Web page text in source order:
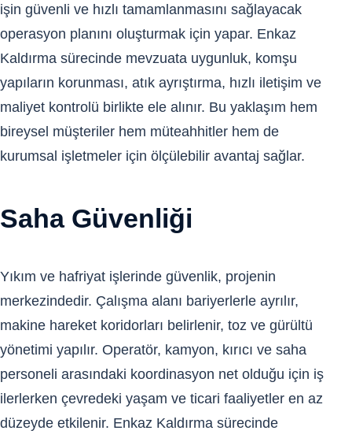
işin güvenli ve hızlı tamamlanmasını sağlayacak
operasyon planını oluşturmak için yapar. Enkaz
Kaldırma sürecinde mevzuata uygunluk, komşu
yapıların korunması, atık ayrıştırma, hızlı iletişim ve
maliyet kontrolü birlikte ele alınır. Bu yaklaşım hem
bireysel müşteriler hem müteahhitler hem de
kurumsal işletmeler için ölçülebilir avantaj sağlar.
Saha Güvenliği
Yıkım ve hafriyat işlerinde güvenlik, projenin
merkezindedir. Çalışma alanı bariyerlerle ayrılır,
makine hareket koridorları belirlenir, toz ve gürültü
yönetimi yapılır. Operatör, kamyon, kırıcı ve saha
personeli arasındaki koordinasyon net olduğu için iş
ilerlerken çevredeki yaşam ve ticari faaliyetler en az
düzeyde etkilenir. Enkaz Kaldırma sürecinde